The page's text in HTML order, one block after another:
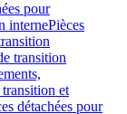
pour
internePièces
transition
transition et
détachées pour